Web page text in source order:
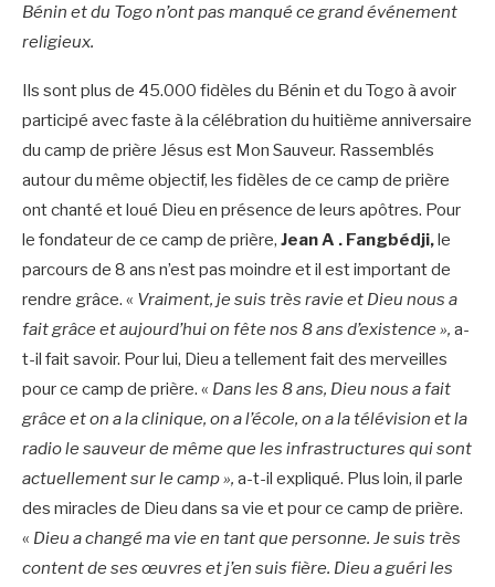
Bénin et du Togo n’ont pas manqué ce grand événement
religieux.
Ils sont plus de 45.000 fidèles du Bénin et du Togo à avoir
participé avec faste à la célébration du huitième anniversaire
du camp de prière Jésus est Mon Sauveur. Rassemblés
autour du même objectif, les fidèles de ce camp de prière
ont chanté et loué Dieu en présence de leurs apôtres. Pour
le fondateur de ce camp de prière, Jean A . Fangbédji, le
parcours de 8 ans n’est pas moindre et il est important de
rendre grâce. « Vraiment, je suis très ravie et Dieu nous a
fait grâce et aujourd’hui on fête nos 8 ans d’existence », a-
t-il fait savoir. Pour lui, Dieu a tellement fait des merveilles
pour ce camp de prière. « Dans les 8 ans, Dieu nous a fait
grâce et on a la clinique, on a l’école, on a la télévision et la
radio le sauveur de même que les infrastructures qui sont
actuellement sur le camp », a-t-il expliqué. Plus loin, il parle
des miracles de Dieu dans sa vie et pour ce camp de prière.
« Dieu a changé ma vie en tant que personne. Je suis très
content de ses œuvres et j’en suis fière. Dieu a guéri les